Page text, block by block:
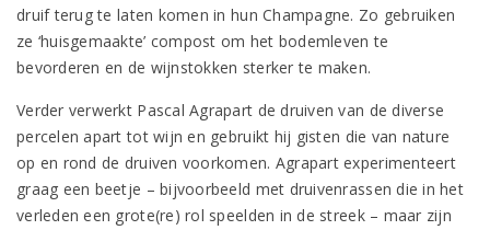
druif terug te laten komen in hun Champagne. Zo gebruiken
ze ‘huisgemaakte’ compost om het bodemleven te
bevorderen en de wijnstokken sterker te maken.
Verder verwerkt Pascal Agrapart de druiven van de diverse
percelen apart tot wijn en gebruikt hij gisten die van nature
op en rond de druiven voorkomen. Agrapart experimenteert
graag een beetje – bijvoorbeeld met druivenrassen die in het
verleden een grote(re) rol speelden in de streek – maar zijn